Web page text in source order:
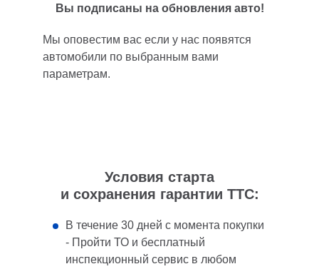
Вы подписаны на обновления авто!
Мы оповестим вас если у нас появятся
автомобили по выбранным вами
параметрам.
Условия старта
и сохранения гарантии ТТС:
В течение 30 дней с момента покупки
- Пройти ТО и бесплатный
инспекционный сервис в любом